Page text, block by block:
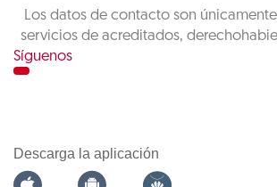
Los datos de contacto son
servicios de acreditados,
Síguenos
Descarga la aplicación